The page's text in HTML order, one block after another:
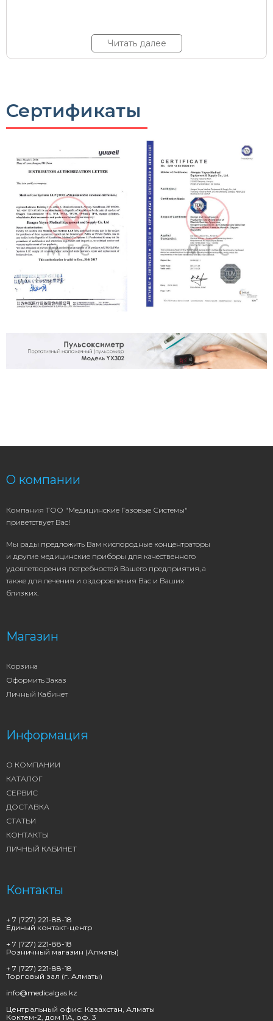
Читать далее
Сертификаты
О компании
Компания ТОО "Медицинские Газовые Системы"
приветствует Вас!
Мы рады предложить Вам кислородные концентраторы
и другие медицинские приборы для качественного
удовлетворения потребностей Вашего предприятия, а
также для лечения и оздоровления Вас и Ваших
близких.
Магазин
Корзина
Оформить Заказ
Личный Кабинет
Информация
О КОМПАНИИ
КАТАЛОГ
СЕРВИС
ДОСТАВКА
СТАТЬИ
КОНТАКТЫ
ЛИЧНЫЙ КАБИНЕТ
Контакты
+ 7 (727) 221-88-18
Единый контакт-центр
+ 7 (727) 221-88-18
Розничный магазин (Алматы)
+ 7 (727) 221-88-18
Торговый зал (г. Алматы)
info@medicalgas.kz
Центральный офис: Казахстан, Алматы
Коктем-2, дом 11А, оф. 3